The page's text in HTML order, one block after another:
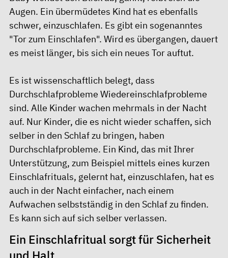
Augen. Ein übermüdetes Kind hat es ebenfalls
schwer, einzuschlafen. Es gibt ein sogenanntes
"Tor zum Einschlafen". Wird es übergangen, dauert
es meist länger, bis sich ein neues Tor auftut.
Es ist wissenschaftlich belegt, dass
Durchschlafprobleme Wiedereinschlafprobleme
sind. Alle Kinder wachen mehrmals in der Nacht
auf. Nur Kinder, die es nicht wieder schaffen, sich
selber in den Schlaf zu bringen, haben
Durchschlafprobleme. Ein Kind, das mit Ihrer
Unterstützung, zum Beispiel mittels eines kurzen
Einschlafrituals, gelernt hat, einzuschlafen, hat es
auch in der Nacht einfacher, nach einem
Aufwachen selbstständig in den Schlaf zu finden.
Es kann sich auf sich selber verlassen.
Ein Einschlafritual sorgt für Sicherheit